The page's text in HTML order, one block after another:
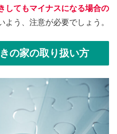
してもマイナスになる場合の
よう、注意が必要でしょう。
の家の取り扱い方